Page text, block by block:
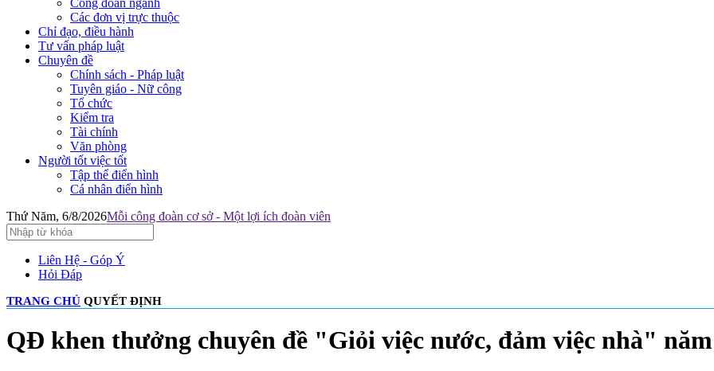
Các đơn vị trực thuộc
Chỉ đạo, điều hành
Tư vấn pháp luật
Chuyên đề
Chính sách - Pháp luật
Tuyên giáo - Nữ công
Tổ chức
Kiểm tra
Tài chính
Văn phòng
Người tốt việc tốt
Tập thể điển hình
Cá nhân điển hình
Thứ Năm, 6/8/2026Mỗi công đoàn cơ sở - Một lợi ích đoàn viên
Liên Hệ - Góp Ý
Hỏi Đáp
TRANG CHỦ QUYẾT ĐỊNH
QĐ khen thưởng chuyên đề "Giỏi việc nước, đảm việc nhà" năm